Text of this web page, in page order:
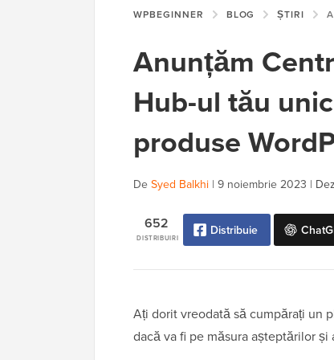
WPBEGINNER BLOG ȘTIRI
Anunțăm
Hub-ul tău
produse
De Syed Balkhi | 9 noiembrie 2023 |
DISTRIBUIRI
652 Distribuie
Ați dorit vreodată să cumpărați un
dacă va fi pe măsura așteptărilor și